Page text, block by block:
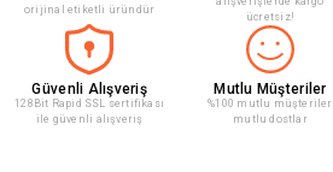
orijinal etiketli üründür
ücretsiz!
Güvenli Alışveriş
128Bit Rapid SSL sertifikası
ile güvenli alışveriş
Mutlu Müşteriler
%100 mutlu müşteriler
mutlu dostlar